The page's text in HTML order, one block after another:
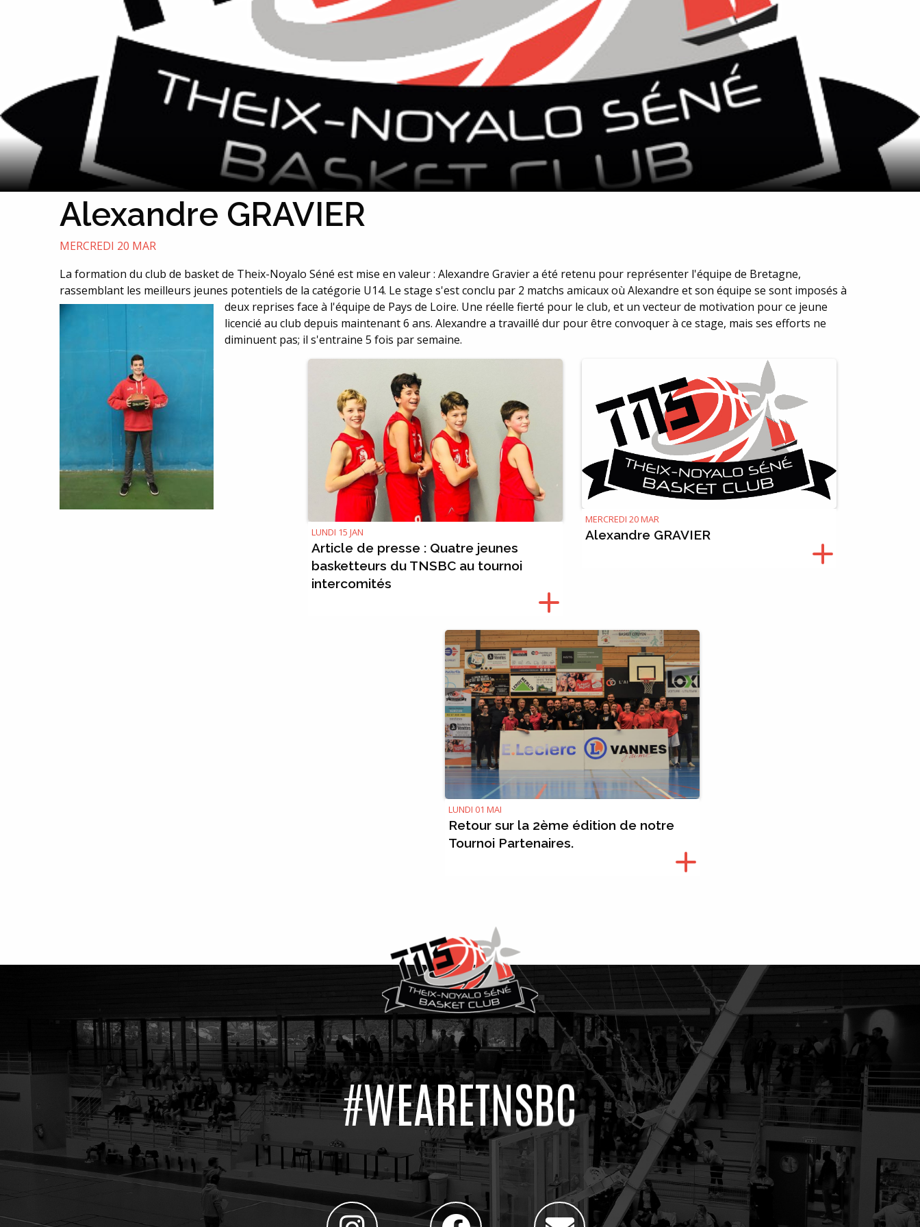
Alexandre GRAVIER
MERCREDI 20 MAR
La formation du club de basket de Theix-Noyalo Séné est mise en valeur : Alexandre Gravier a été retenu pour représenter l'équipe de Bretagne,
rassemblant les meilleurs jeunes potentiels de la catégorie U14. Le stage s'est conclu par 2 matchs amicaux où Alexandre et son équipe se sont imposés à
deux reprises face à l'équipe de Pays de Loire. Une réelle fierté pour le club, et un vecteur de motivation pour ce jeune
licencié au club depuis maintenant 6 ans. Alexandre a travaillé dur pour être convoquer à ce stage, mais ses efforts ne
diminuent pas; il s'entraine 5 fois par semaine.
LUNDI 15 JAN
Article de presse : Quatre jeunes
basketteurs du TNSBC au tournoi
intercomités
MERCREDI 20 MAR
Alexandre GRAVIER
LUNDI 01 MAI
Retour sur la 2ème édition de notre
Tournoi Partenaires.
#WEARETNSBC